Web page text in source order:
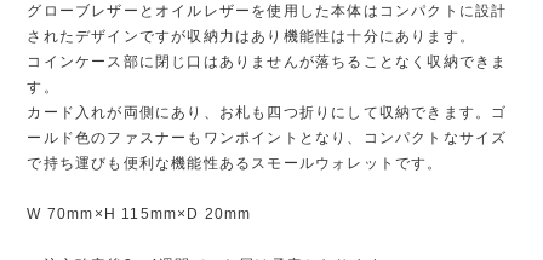
グローブレザーとオイルレザーを使用した本体はコンパクトに設計
されたデザインですが収納力はあり機能性は十分にあります。
コインケース部に閉じ口はありませんが落ちることなく収納できま
す。
カード入れが両側にあり、お札も四つ折りにして収納できます。ゴ
ールド色のファスナーもワンポイントとなり、コンパクトなサイズ
で持ち運びも便利な機能性あるスモールウォレットです。
W 70mm×H 115mm×D 20mm